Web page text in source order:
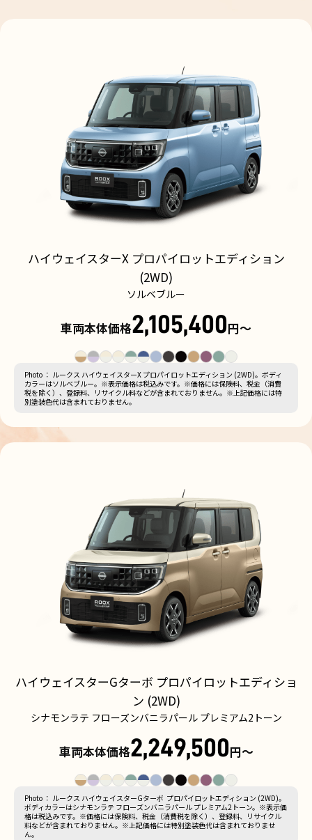
ハイウェイスターX プロパイロットエディション
(2WD)
ソルベブルー
車両本体価格2,105,400円〜
Photo ： ルークス ハイウェイスターX プロパイロットエディション (2WD)。ボディ
カラーはソルベブルー。※表示価格は税込みです。※価格には保険料、税金（消費
税を除く）、登録料、リサイクル料などが含まれておりません。※上記価格には特
別塗装色代は含まれておりません。
ハイウェイスターGターボ プロパイロットエディショ
ン (2WD)
シナモンラテ フローズンバニラパール プレミアム2トーン
車両本体価格2,249,500円〜
Photo ： ルークス ハイウェイスターGターボ プロパイロットエディション (2WD)。
ボディカラーはシナモンラテ フローズンバニラパール プレミアム2トーン。※表示価
格は税込みです。※価格には保険料、税金（消費税を除く）、登録料、リサイクル
料などが含まれておりません。※上記価格には特別塗装色代は含まれておりませ
ん。